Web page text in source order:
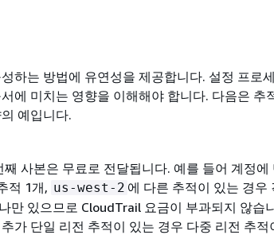
하는 방법에 유연성을 제공합니다. 설정 프로
에 미치는 영향을 이해해야 합니다. 다음은 추
예입니다.
사본은 무료로 전달됩니다. 예를 들어 계정에
적 1개, us-west-2 에 다른 추적이 있는 경우
만 있으므로 CloudTrail 요금이 부과되지 않습
가 단일 리전 추적이 있는 경우 다중 리전 추적